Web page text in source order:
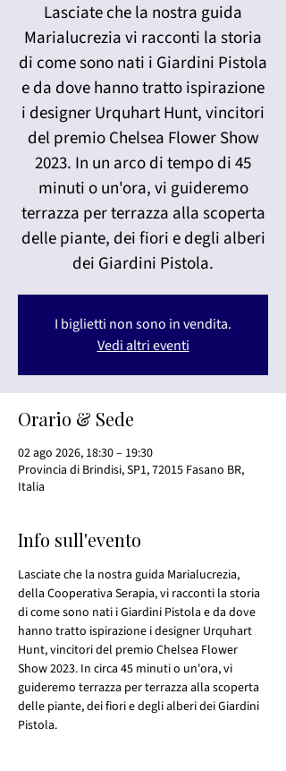
Lasciate che la nostra guida
Marialucrezia vi racconti la storia
di come sono nati i Giardini Pistola
e da dove hanno tratto ispirazione
i designer Urquhart Hunt, vincitori
del premio Chelsea Flower Show
2023. In un arco di tempo di 45
minuti o un'ora, vi guideremo
terrazza per terrazza alla scoperta
delle piante, dei fiori e degli alberi
dei Giardini Pistola.
I biglietti non sono in vendita.
Vedi altri eventi
Orario & Sede
02 ago 2026, 18:30 – 19:30
Provincia di Brindisi, SP1, 72015 Fasano BR,
Italia
Info sull'evento
Lasciate che la nostra guida Marialucrezia,
della Cooperativa Serapia, vi racconti la storia
di come sono nati i Giardini Pistola e da dove
hanno tratto ispirazione i designer Urquhart
Hunt, vincitori del premio Chelsea Flower
Show 2023. In circa 45 minuti o un'ora, vi
guideremo terrazza per terrazza alla scoperta
delle piante, dei fiori e degli alberi dei Giardini
Pistola.